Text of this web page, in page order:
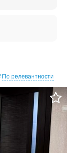
По релевантности